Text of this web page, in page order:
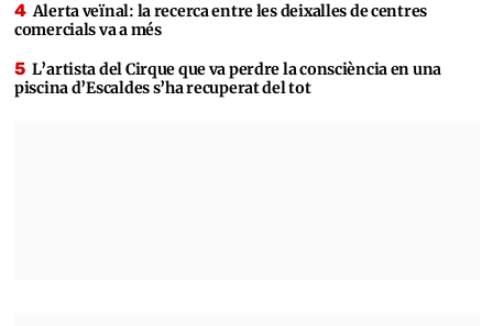
Alerta veïnal: la recerca entre les deixalles de centres
comercials va a més
L’artista del Cirque que va perdre la consciència en una
piscina d’Escaldes s’ha recuperat del tot